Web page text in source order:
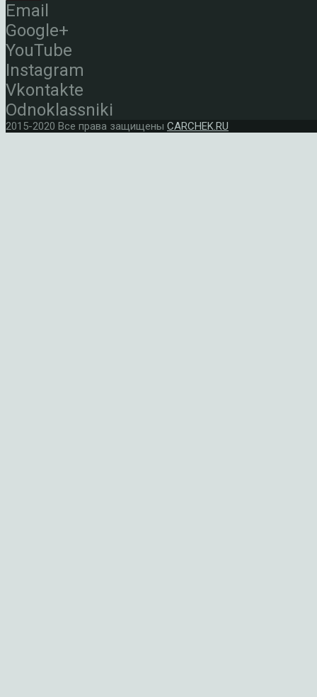
Email
Google+
YouTube
Instagram
Vkontakte
Odnoklassniki
2015-2020 Все права защищены CARCHEK.RU